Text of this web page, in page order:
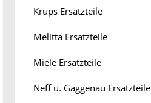
Krups Ersatzteile
Melitta Ersatzteile
Miele Ersatzteile
Neff u. Gaggenau Ersatzteile